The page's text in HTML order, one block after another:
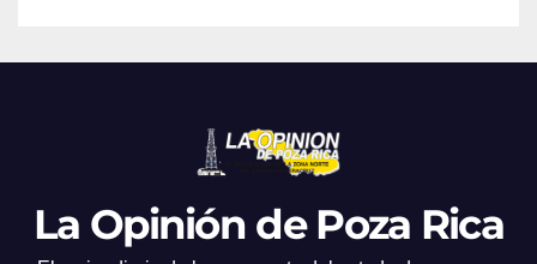
La Opinión de Poza Rica